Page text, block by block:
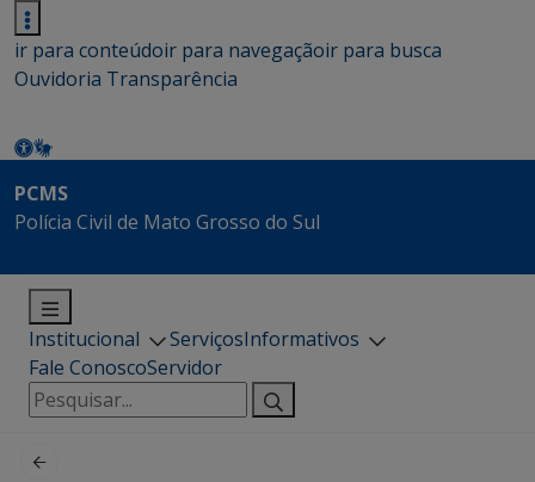
ir para conteúdoir para navegaçãoir para busca
Ouvidoria Transparência
PCMS
Polícia Civil de Mato Grosso do Sul
Institucional ServiçosInformativos
Fale ConoscoServidor
Pesquisar
por: